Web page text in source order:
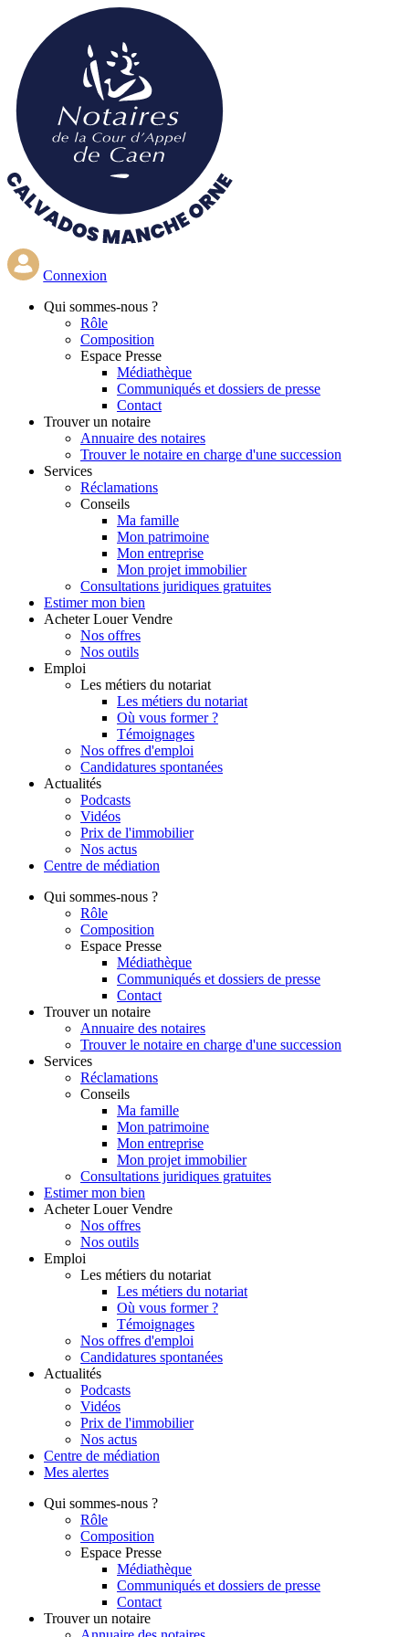
contenu
principal
Connexion
Qui sommes-nous ?
Rôle
Composition
Espace Presse
Médiathèque
Communiqués et dossiers de presse
Contact
Trouver un notaire
Annuaire des notaires
Trouver le notaire en charge d'une succession
Services
Réclamations
Conseils
Ma famille
Mon patrimoine
Mon entreprise
Mon projet immobilier
Consultations juridiques gratuites
Estimer mon bien
Acheter Louer Vendre
Nos offres
Nos outils
Emploi
Les métiers du notariat
Les métiers du notariat
Où vous former ?
Témoignages
Nos offres d'emploi
Candidatures spontanées
Actualités
Podcasts
Vidéos
Prix de l'immobilier
Nos actus
Centre de médiation
Qui sommes-nous ?
Rôle
Composition
Espace Presse
Médiathèque
Communiqués et dossiers de presse
Contact
Trouver un notaire
Annuaire des notaires
Trouver le notaire en charge d'une succession
Services
Réclamations
Conseils
Ma famille
Mon patrimoine
Mon entreprise
Mon projet immobilier
Consultations juridiques gratuites
Estimer mon bien
Acheter Louer Vendre
Nos offres
Nos outils
Emploi
Les métiers du notariat
Les métiers du notariat
Où vous former ?
Témoignages
Nos offres d'emploi
Candidatures spontanées
Actualités
Podcasts
Vidéos
Prix de l'immobilier
Nos actus
Centre de médiation
Mes alertes
Qui sommes-nous ?
Rôle
Composition
Espace Presse
Médiathèque
Communiqués et dossiers de presse
Contact
Trouver un notaire